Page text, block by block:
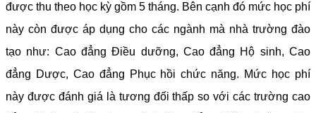
được thu theo học kỳ gồm 5 tháng. Bên cạnh đó mức học phí
này còn được áp dụng cho các ngành mà nhà trường đào
tạo như: Cao đẳng Điều dưỡng, Cao đẳng Hộ sinh, Cao
đẳng Dược, Cao đẳng Phục hồi chức năng. Mức học phí
này được đánh giá là tương đối thấp so với các trường cao